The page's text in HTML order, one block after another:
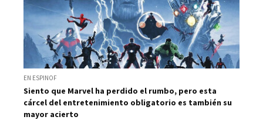
EN ESPINOF
Siento que Marvel ha perdido el rumbo, pero esta
cárcel del entretenimiento obligatorio es también su
mayor acierto